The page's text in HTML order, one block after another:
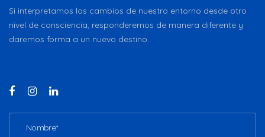
Si interpretamos los cambios de nuestro entorno desde otro
nivel de consciencia, responderemos de manera diferente y
daremos forma a un nuevo destino.